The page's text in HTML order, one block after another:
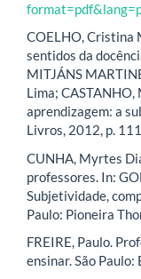
COELHO, Cristina
sentidos da
MITJÁNS
Lima;
aprendizagem: a
Livros, 2012, p.
CUNHA, Myrtes
professores. In:
Subjetividade,
Paulo: Pioneira
FREIRE, Paulo.
ensinar. São